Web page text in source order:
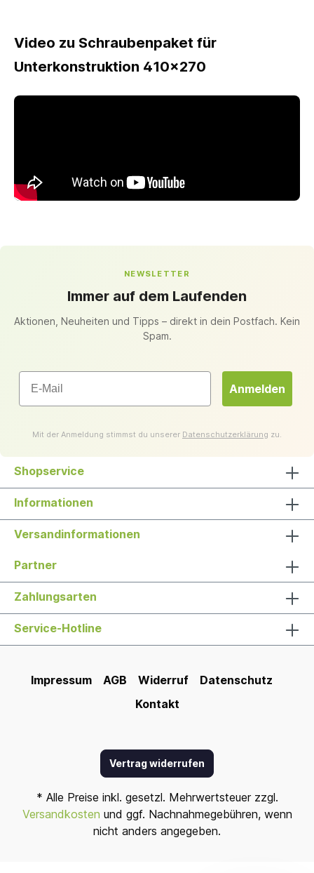
Video zu Schraubenpaket für
Unterkonstruktion 410x270
NEWSLETTER
Immer auf dem Laufenden
Aktionen, Neuheiten und Tipps – direkt in dein Postfach. Kein
Spam.
Email
Anmelden
Mit der Anmeldung stimmst du unserer Datenschutzerklärung zu.
Shopservice
Informationen
Versandinformationen
Partner
Zahlungsarten
Service-Hotline
Impressum AGB Widerruf
Datenschutz
Kontakt
Vertrag widerrufen
* Alle Preise inkl. gesetzl. Mehrwertsteuer zzgl.
Versandkosten und ggf. Nachnahmegebühren, wenn
nicht anders angegeben.